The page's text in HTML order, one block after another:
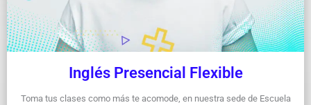
Inglés Presencial Flexible
Toma tus clases como más te acomode, en nuestra sede de Escuela